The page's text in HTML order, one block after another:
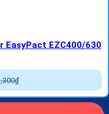
EasyPact EZC400/630
₫